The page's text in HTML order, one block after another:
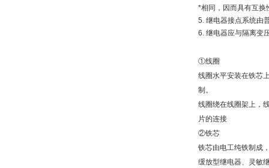
*相同，因而具有互换
5. 继电器接点系统由
6. 继电器应与隔离变
①线圈
线圈水平安装在铁芯
制。
线圈绕在线圈架上，
片的连接
②铁芯
铁芯由电工纯铁制成
缓放型继电器、灵敏